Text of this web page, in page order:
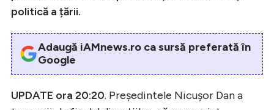
politică a țării.
Adaugă iAMnews.ro ca sursă preferată în
Google
UPDATE ora 20:20. Președintele Nicușor Dan a